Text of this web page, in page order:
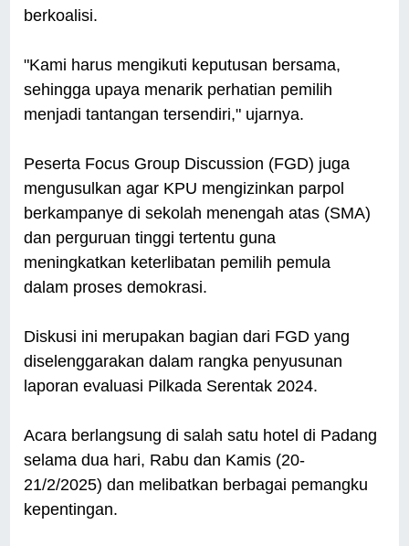
berkoalisi.
"Kami harus mengikuti keputusan bersama,
sehingga upaya menarik perhatian pemilih
menjadi tantangan tersendiri," ujarnya.
Peserta Focus Group Discussion (FGD) juga
mengusulkan agar KPU mengizinkan parpol
berkampanye di sekolah menengah atas (SMA)
dan perguruan tinggi tertentu guna
meningkatkan keterlibatan pemilih pemula
dalam proses demokrasi.
Diskusi ini merupakan bagian dari FGD yang
diselenggarakan dalam rangka penyusunan
laporan evaluasi Pilkada Serentak 2024.
Acara berlangsung di salah satu hotel di Padang
selama dua hari, Rabu dan Kamis (20-
21/2/2025) dan melibatkan berbagai pemangku
kepentingan.